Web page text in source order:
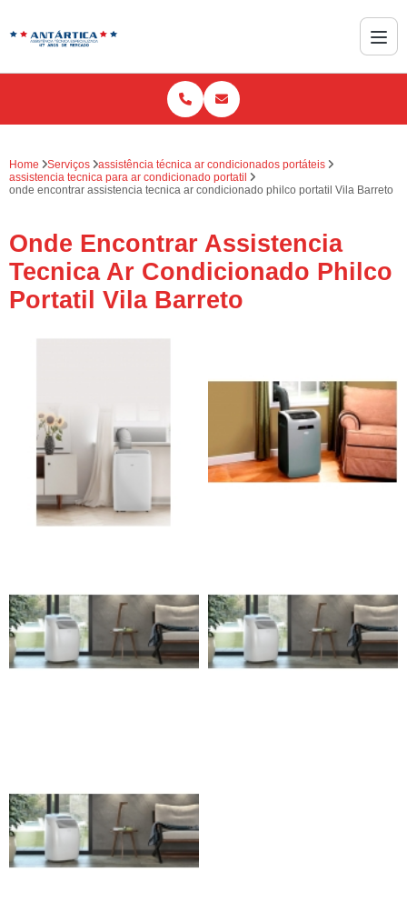
Home Serviços
assistência técnica ar condicionados portáteis
assistencia tecnica para ar condicionado portatil
onde encontrar assistencia tecnica ar condicionado philco portatil Vila Barreto
Onde Encontrar Assistencia
Tecnica Ar Condicionado Philco
Portatil Vila Barreto